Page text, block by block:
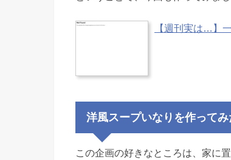
【週刊実は…】
洋風スープいなりを作って
この企画の好きなところは、家に